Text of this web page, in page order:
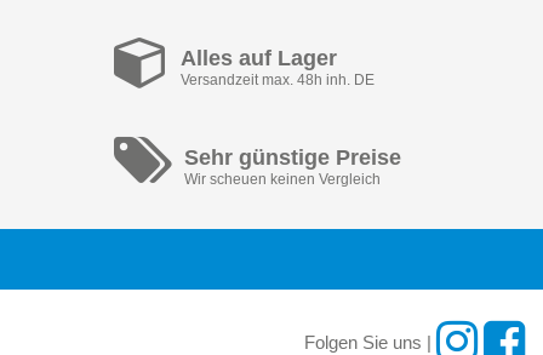
Alles auf Lager
Versandzeit max. 48h inh. DE
Sehr günstige Preise
Wir scheuen keinen Vergleich
Folgen Sie uns |